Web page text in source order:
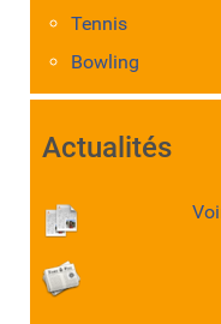
Tennis
Bowling
Actualités